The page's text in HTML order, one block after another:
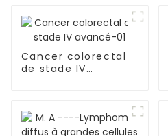
Cancer colorectal
de stade IV